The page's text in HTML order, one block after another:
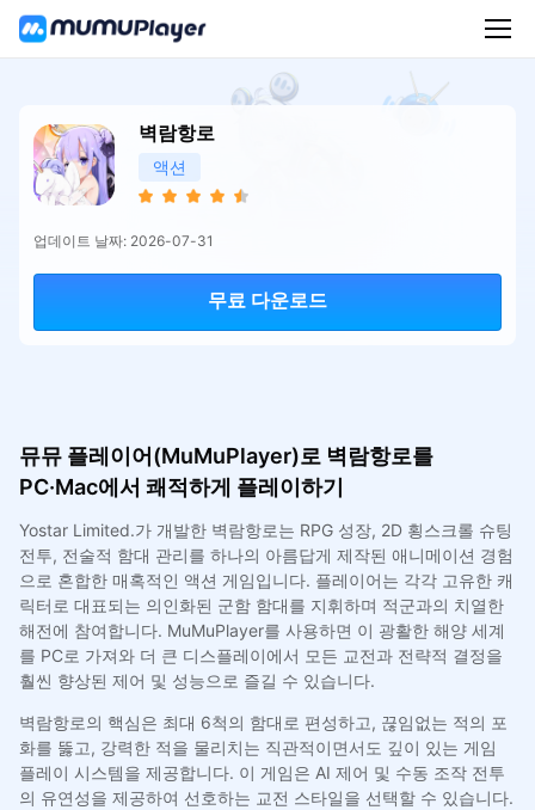
벽람항로
액션
업데이트 날짜: 2026-07-31
무료 다운로드
뮤뮤 플레이어(MuMuPlayer)로 벽람항로를
PC·Mac에서 쾌적하게 플레이하기
Yostar Limited.가 개발한 벽람항로는 RPG 성장, 2D 횡스크롤 슈팅
전투, 전술적 함대 관리를 하나의 아름답게 제작된 애니메이션 경험
으로 혼합한 매혹적인 액션 게임입니다. 플레이어는 각각 고유한 캐
릭터로 대표되는 의인화된 군함 함대를 지휘하며 적군과의 치열한
해전에 참여합니다. MuMuPlayer를 사용하면 이 광활한 해양 세계
를 PC로 가져와 더 큰 디스플레이에서 모든 교전과 전략적 결정을
훨씬 향상된 제어 및 성능으로 즐길 수 있습니다.
벽람항로의 핵심은 최대 6척의 함대로 편성하고, 끊임없는 적의 포
화를 뚫고, 강력한 적을 물리치는 직관적이면서도 깊이 있는 게임
플레이 시스템을 제공합니다. 이 게임은 AI 제어 및 수동 조작 전투
의 유연성을 제공하여 선호하는 교전 스타일을 선택할 수 있습니다.